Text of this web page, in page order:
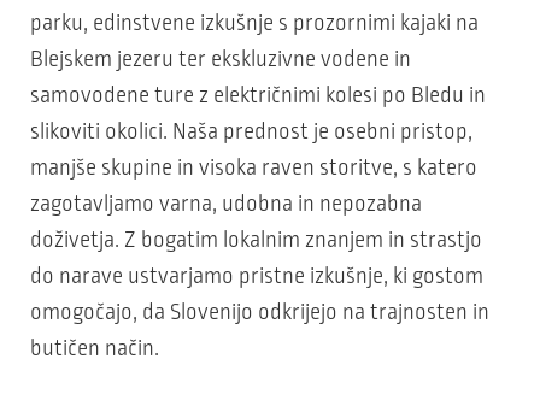
parku, edinstvene izkušnje s prozornimi kajaki na
Blejskem jezeru ter ekskluzivne vodene in
samovodene ture z električnimi kolesi po Bledu in
slikoviti okolici. Naša prednost je osebni pristop,
manjše skupine in visoka raven storitve, s katero
zagotavljamo varna, udobna in nepozabna
doživetja. Z bogatim lokalnim znanjem in strastjo
do narave ustvarjamo pristne izkušnje, ki gostom
omogočajo, da Slovenijo odkrijejo na trajnosten in
butičen način.